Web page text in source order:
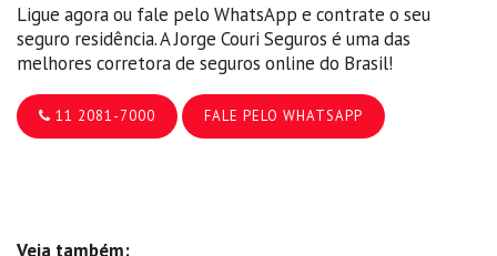
Ligue agora ou fale pelo WhatsApp e contrate o seu
seguro residência. A Jorge Couri Seguros é uma das
melhores corretora de seguros online do Brasil!
11 2081-7000 FALE PELO WHATSAPP
Veja também: